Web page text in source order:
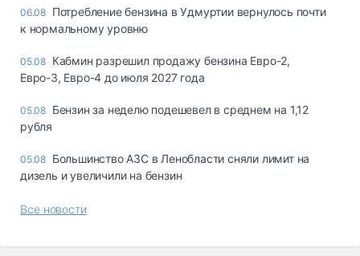
06.08 Потребление бензина в Удмуртии вернулось почти
к нормальному уровню
05.08 Кабмин разрешил продажу бензина Евро-2,
Евро-3, Евро-4 до июля 2027 года
05.08 Бензин за неделю подешевел в среднем на 1,12
рубля
05.08 Большинство АЗС в Ленобласти сняли лимит на
дизель и увеличили на бензин
Все новости